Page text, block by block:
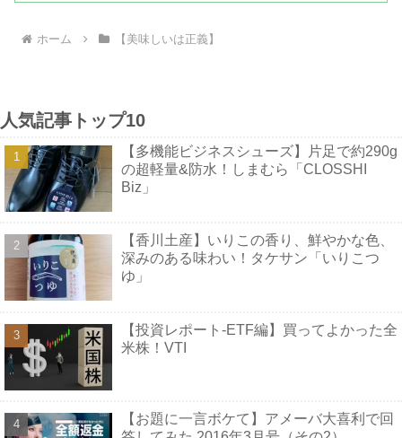
ホーム 【美味しいは正義】
人気記事トップ10
【多機能ビジネスシューズ】片足で約290g
の超軽量&防水！しまむら「CLOSSHI
Biz」
【香川土産】いりこの香り、鮮やかな色、
深みのある味わい！タケサン「いりこつ
ゆ」
【投資レポート-ETF編】買ってよかった全
米株！VTI
【お題に一言ボケて】アメーバ大喜利で回